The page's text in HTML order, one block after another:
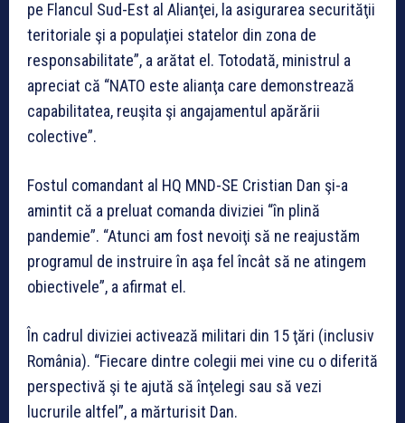
pe Flancul Sud-Est al Alianţei, la asigurarea securităţii
teritoriale şi a populaţiei statelor din zona de
responsabilitate”, a arătat el. Totodată, ministrul a
apreciat că “NATO este alianţa care demonstrează
capabilitatea, reuşita şi angajamentul apărării
colective”.
Fostul comandant al HQ MND-SE Cristian Dan şi-a
amintit că a preluat comanda diviziei “în plină
pandemie”. “Atunci am fost nevoiţi să ne reajustăm
programul de instruire în aşa fel încât să ne atingem
obiectivele”, a afirmat el.
În cadrul diviziei activează militari din 15 ţări (inclusiv
România). “Fiecare dintre colegii mei vine cu o diferită
perspectivă şi te ajută să înţelegi sau să vezi
lucrurile altfel”, a mărturisit Dan.